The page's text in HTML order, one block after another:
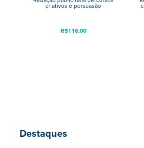
Destaques
criativos e persuasão
R$116,00